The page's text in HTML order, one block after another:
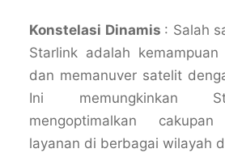
Konstelasi Dinamis : Salah
Starlink adalah
dan memanuver satelit
Ini memungkinkan
mengoptimalkan
layanan di berbagai wilayah